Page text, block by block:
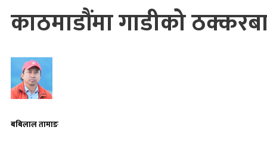
काठमाडौंमा गाडीको
बबिलाल तामाङ